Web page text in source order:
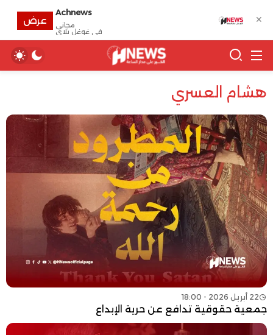
هشام العسري
22 أبريل 2026 - 18:00
جمعية حقوقية تدافع عن حرية الإبداع
✕
Achnews
مجانى
في غوغل بلاي
عرض